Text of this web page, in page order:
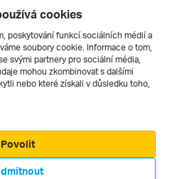
9 590 Kčcookies
poskytování funkcí sociálních médií a
soubory cookie. Informace o tom,
svými partnery pro sociální média,
mohou zkombinovat s dalšími
nebo které získali v důsledku toho,
Povolit